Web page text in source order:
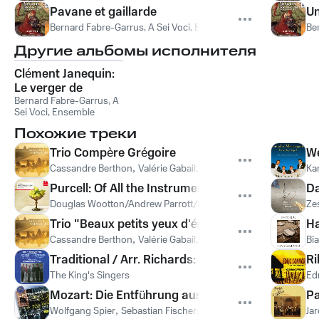
Pavane et gaillarde
Bernard Fabre-Garrus, A Sei Voci, Ensemble Labyrinthes,A
Другие альбомы исполнителя
Clément Janequin:
Le verger de
musique
Bernard Fabre-Garrus, A
Sei Voci, Ensemble
Bernard Fabre-Garrus,
Ensemble Labyrinthes
Похожие треки
Trio Compère Grégoire
Cassandre Berthon, Valérie Gabail ,Jean-
Purcell: Of All the Instruments That Are, Z. 263
Douglas Wootton/Andrew Parrott/Richard Boothby ,Angus
Trio "Beaux petits yeux d'écarlate"
Cassandre Berthon, Valérie Gabail Jean-
Traditional / Arr. Richards: À la campagne
The King's Singers
Mozart: Die Entführung aus dem Serail, K.384
Wolfgang Spier, Sebastian Fischer Ernst